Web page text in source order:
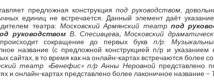
предложная конструкцияпод руководством,
единиц не встречается. Данный элемент даёт
театра: Московский Армянский театр под
руководством В. Спесивцева, Московский
сокращение до первых букв п/р:
название (с предложной конструкцией п/р и указанием
сайтах, в то время как на онлайн-картах встречаются более
театр «Бенефис» п/р Анны Неровнойпредставлено
и онлайн-картах представлено более лаконичное название –